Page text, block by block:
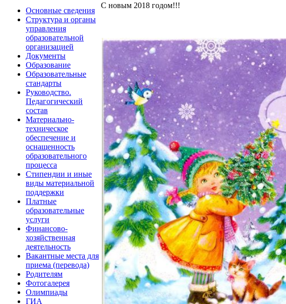
Основные сведения
Структура и органы
управления
образовательной
организацией
Документы
Образование
Образовательные
стандарты
Руководство.
Педагогический
состав
Материально-
техническое
обеспечение и
оснащенность
образовательного
процесса
Стипендии и иные
виды материальной
поддержки
Платные
образовательные
услуги
Финансово-
хозяйственная
деятельность
Вакантные места для
приема (перевода)
Родителям
Фотогалерея
Олимпиады
ГИА
С новым 2018 годом!!!